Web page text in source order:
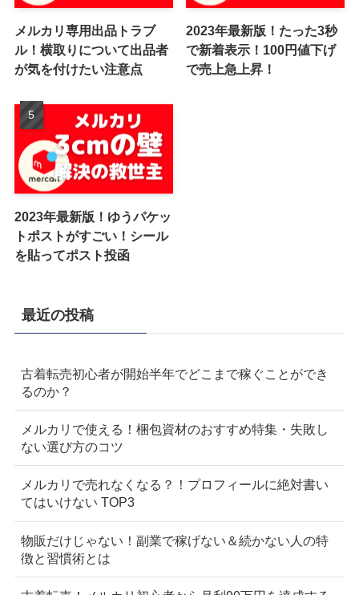
メルカリ専用出品トラブ
ル！横取りについて出品者
が気を付けたい注意点
2023年最新版！たった3秒
で新着表示！100円値下げ
で売上急上昇！
2023年最新版！ゆうパケッ
トポストがすごい！シール
を貼ってポスト投函
最近の投稿
古着転売初心者が開始半年でどこまで稼ぐことができ
るのか？
メルカリで使える！梱包資材のおすすめ特集・失敗し
ない選び方のコツ
メルカリで売れなくなる？！プロフィールに絶対書い
てはいけない TOP3
物販だけじゃない！副業で稼げない＆続かない人の特
徴と習慣術とは